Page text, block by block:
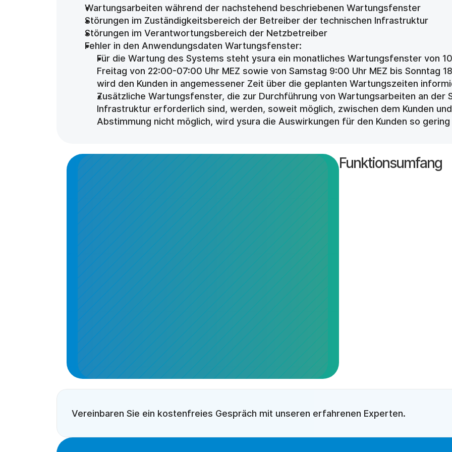
Wartungsarbeiten während der nachstehend beschriebenen Wartungsfenster
Störungen im Zuständigkeitsbereich der Betreiber der technischen Infrastruktur
Störungen im Verantwortungsbereich der Netzbetreiber
Fehler in den Anwendungsdaten Wartungsfenster:
Für die Wartung des Systems steht ysura ein monatliches Wartungsfenster von
Freitag von 22:00-07:00 Uhr MEZ sowie von Samstag 9:00 Uhr MEZ bis Sonntag
wird den Kunden in angemessener Zeit über die geplanten Wartungszeiten
Zusätzliche Wartungsfenster, die zur Durchführung von Wartungsarbeiten an der
Infrastruktur erforderlich sind, werden, soweit möglich, zwischen dem Kunden
Abstimmung nicht möglich, wird ysura die Auswirkungen für den Kunden so
Funktionsumfang
Vereinbaren Sie ein kostenfreies Gespräch mit unseren erfahrenen Experten.